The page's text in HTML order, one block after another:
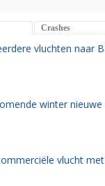
Crashes
vluchten naar
winter
vlucht